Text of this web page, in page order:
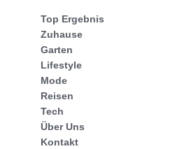
Top Ergebnis
Zuhause
Garten
Lifestyle
Mode
Reisen
Tech
Über Uns
Kontakt